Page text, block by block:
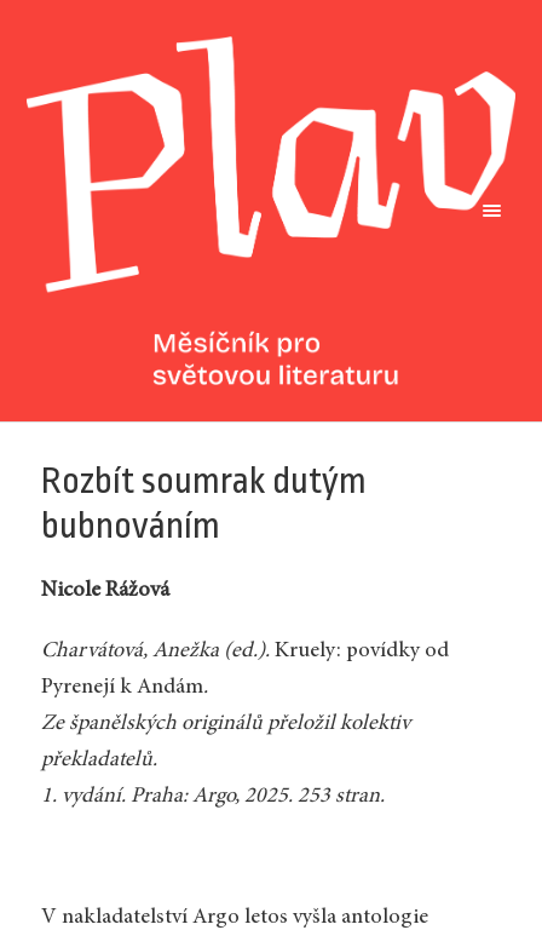
Rozbít soumrak dutým
bubnováním
Nicole Rážová
Charvátová, Anežka (ed.). Kruely: povídky od
Pyrenejí k Andám.
Ze španělských originálů přeložil kolektiv
překladatelů.
1. vydání. Praha: Argo, 2025. 253 stran.
V nakladatelství Argo letos vyšla antologie